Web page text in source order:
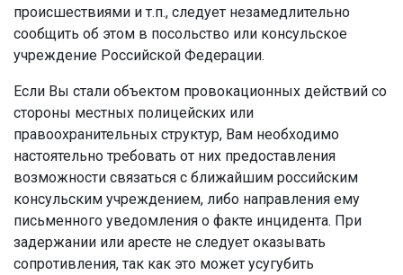
происшествиями и т.п., следует незамедлительно
сообщить об этом в посольство или консульское
учреждение Российской Федерации.
Если Вы стали объектом провокационных действий со
стороны местных полицейских или
правоохранительных структур, Вам необходимо
настоятельно требовать от них предоставления
возможности связаться с ближайшим российским
консульским учреждением, либо направления ему
письменного уведомления о факте инцидента. При
задержании или аресте не следует оказывать
сопротивления, так как это может усугубить